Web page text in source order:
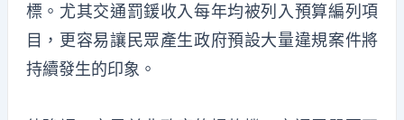
標。尤其交通罰鍰收入每年均被列入預算編列項
目，更容易讓民眾產生政府預設大量違規案件將
持續發生的印象。